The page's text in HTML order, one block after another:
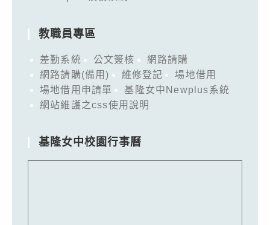
教職員專區
差勤系統 公文簽核
網路請購
網路請購(備用)
維修登記
場地借用
場地借用申請單
基隆女中Newplus系統
網站維護之css使用說明
基隆女中校園行事曆